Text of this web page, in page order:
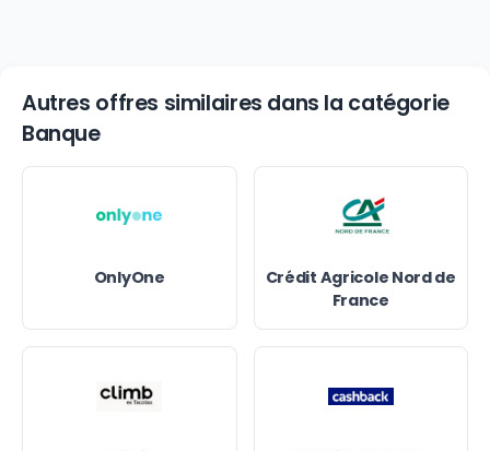
Autres offres similaires dans la catégorie
Banque
OnlyOne
Crédit Agricole Nord de
France